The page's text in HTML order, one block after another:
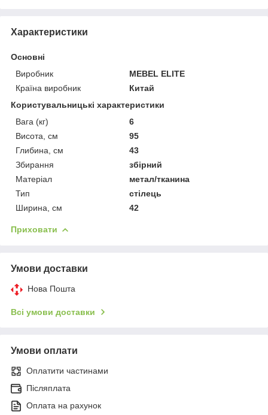
Характеристики
Основні
Виробник
MEBEL ELITE
Країна виробник
Китай
Користувальницькі характеристики
Вага (кг)
6
Висота, см
95
Глибина, см
43
Збирання
збірний
Матеріал
метал/тканина
Тип
стілець
Ширина, см
42
Приховати
Умови доставки
Нова Пошта
Всі умови доставки
Умови оплати
Оплатити частинами
Післяплата
Оплата на рахунок